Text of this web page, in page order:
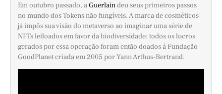
Em outubro passado, aGuerlaindeu seus primeiros passos
no mundo dos Tokens não fungíveis. A marca de cosméticos
já impôs sua visão do metaverso ao imaginar uma série de
NFTs leiloados em favor da biodiversidade: todos os lucros
gerados por essa operação foram então doados à Fundação
GoodPlanet criada em 2005 por Yann Arthus-Bertrand.